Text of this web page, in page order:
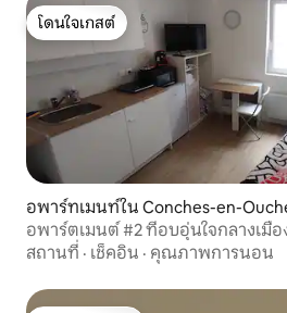
โดนใจเกสต์
โดนใจเกสต์
อพาร์ทเมนท์ใน Conches-en-
อพาร์ตเมนต์ #2 ที่อบอุ่นใจกลางเมือ
สถานที่ · เช็คอิน · คุณภาพการนอน